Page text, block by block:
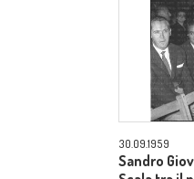
30.09.1959
Sandro